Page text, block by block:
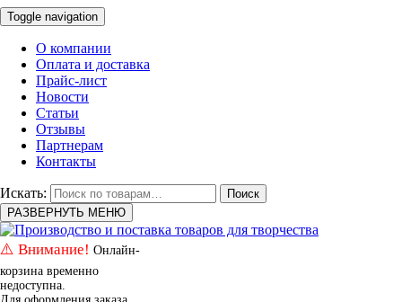
Toggle navigation
О компании
Оплата и доставка
Прайс-лист
Новости
Статьи
Отзывы
Партнерам
Контакты
Искать:
Поиск
РАЗВЕРНУТЬ МЕНЮ
⚠️ Внимание! Онлайн-
корзина временно
недоступна.